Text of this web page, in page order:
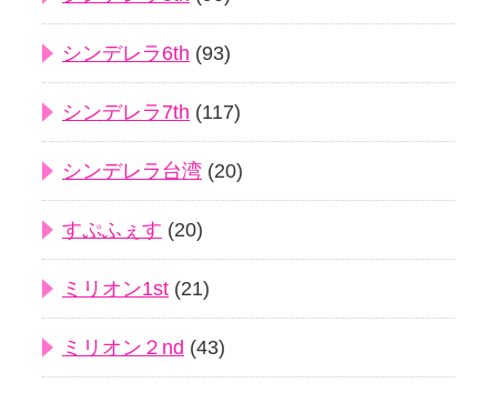
シンデレラ6th (93)
シンデレラ7th (117)
シンデレラ台湾 (20)
すぷふぇす (20)
ミリオン1st (21)
ミリオン２nd (43)